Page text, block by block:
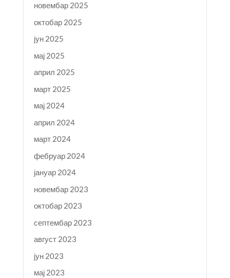
новембар 2025
октобар 2025
јун 2025
мај 2025
април 2025
март 2025
мај 2024
април 2024
март 2024
фебруар 2024
јануар 2024
новембар 2023
октобар 2023
септембар 2023
август 2023
јун 2023
мај 2023